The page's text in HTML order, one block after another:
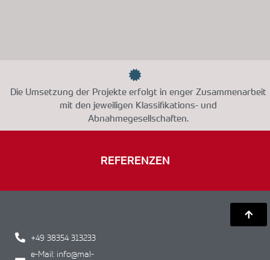
Die Umsetzung der Projekte erfolgt in enger Zusammenarbeit
mit den jeweiligen Klassifikations- und
Abnahmegesellschaften.
REFERENZEN
+49 38354 313233
e-Mail: info@mal-